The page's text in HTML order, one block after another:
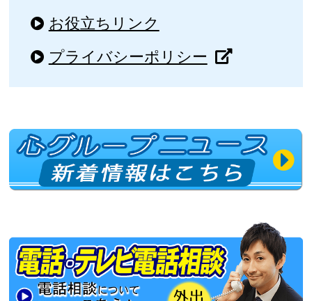
お役立ちリンク
プライバシーポリシー